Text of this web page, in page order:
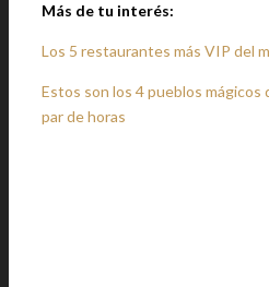
Más de tu interés:
Los 5 restaurantes más VIP del
Estos son los 4 pueblos mágicos
par de horas